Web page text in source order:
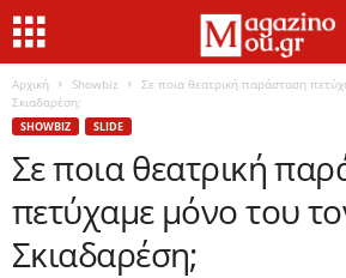
Αρχική Showbiz
Σε ποια θεατρική παράσταση
Σκιαδαρέση;
SHOWBIZ SLIDE
Σε ποια θεατρική
πετύχαμε μόνο του
Σκιαδαρέση;